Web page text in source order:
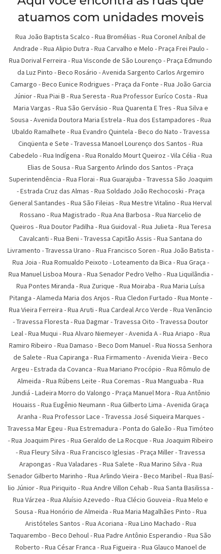
atuamos com unidades moveis
Rua João Baptista Scalco -Rua Bromélias -Rua Coronel Aníbal de
Andrade -Rua Alipio Dutra -Rua Carvalho e Melo -Praça Frei Paulo -
Rua Dorival Ferreira -Rua Visconde de São Lourenço -Praça Edmundo
da Luz Pinto -Beco Rosário -Avenida Sargento Carlos Argemiro
Camargo -Beco Eunice Rodrigues -Praça da Fonte -Rua João Garcia
Júnior-Rua Piai B -Rua Seresta -Rua Professor Euríco Costa -Rua
Maria Vargas -Rua São Gervásio -Rua Quarenta E Tres -Rua Silva e
Sousa -Avenida Doutora Maria Estrela -Rua dos Estampadores -Rua
Ubaldo Ramalhete -Rua Evandro Quintela -Beco do Nato -Travessa
Cinqüenta e Sete -Travessa Manoel Lourenço dos Santos -Rua
Cabedelo -Rua Indígena -Rua Ronaldo Mourt Queiroz -Vila Célia -Rua
Elias de Sousa -Rua Sargento Arlindo dos Santos -Praça
Superintendência -Rua Florai -Rua Guarajuba -Travessa São Joaquim
-Estrada Cruz das Almas -Rua Soldado João Rechocoski -Praça
General Santandes -Rua São Fileias -Rua Mestre Vitalino -Rua Herval
Rossano -Rua Magistrado -Rua Ana Barbosa -Rua Narcelio de
Queiros -Rua Doutor Padilha -Rua Guidoval-Rua Julieta -Rua Teresa
Cavalcanti -Rua Beni -Travessa Capitão Assis -Rua Santana do
Livramento -Travessa Urano -Rua Francisco Soren -Rua João Batista -
Rua Joia -Rua Romualdo Peixoto -Loteamento da Bica -Rua Graça -
Rua Manuel Lisboa Moura -Rua Senador Pedro Velho -Rua Liquilãndia -
Rua Pontes Miranda -Rua Zurique -Rua Moiraba -Rua Maria Luí­sa
Pitanga -Alameda Maria dos Anjos -Rua Cledon Furtado -Rua Monte -
Rua Vieira Ferreira -Rua Aruti -Rua Cardeal Arco Verde -Rua Venãncio
-Travessa Floresta -Rua Dagmar-Travessa Oito -Travessa Doutor
Leal-Rua Muqui -Rua Alvaro Niemeyer-Avenida A-Rua Ariapo -Rua
Ramiro Ribeiro -Rua Damaso -Beco Dom Manuel-Rua Nossa Senhora
de Salete -Rua Capiranga -Rua Firmamento -Avenida Vieira -Beco
Argeu -Estrada da Covanca -Rua Mariano Procópio -Rua Rômulo de
Almeida -Rua Rúbens Leite -Rua Coremas -Rua Manguaba -Rua
Jundiá -Ladeira Morro do Valongo -Praça Manuel Mora -Rua Antônio
Houaiss -Rua Eugênio Neumann -Rua Gilberto Lima -Avenida Graça
Aranha -Rua Professor Lace -Travessa José Siqueira Marques -
Travessa Mar Egeu -Rua Estremadura -Ponta do Galeão -Rua Timóteo
-Rua Joaquim Pires -Rua Geraldo de La Rocque -Rua Joaquim Ribeiro
-Rua Fleury Silva -Rua Francisco Iglesias -Praça Miller-Travessa
Arapongas -Rua Valadares -Rua Salete -Rua Marino Silva -Rua
Senador Gilberto Marinho -Rua Arlindo Vieira -Beco Maribel-Rua Basí­
lio Júnior-Rua Piriquito -Rua Andre Villon Cehab -Rua Santa Basilissa -
Rua Várzea -Rua Aluí­sio Azevedo -Rua Clécio Gouveia -Rua Melo e
Sousa -Rua Honório de Almeida -Rua Maria Magalhães Pinto -Rua
Aristóteles Santos -Rua Acoriana -Rua Lino Machado -Rua
Taquarembo -Beco Dehoul-Rua Padre Antônio Esperandio -Rua São
Roberto -Rua César Franca -Rua Figueira -Rua Glauco Manoel de